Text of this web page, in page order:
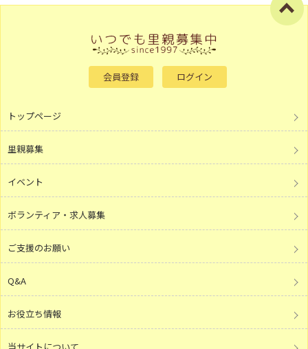
会員登録 ログイン
トップページ
里親募集
イベント
ボランティア・求人募集
ご支援のお願い
Q&A
お役立ち情報